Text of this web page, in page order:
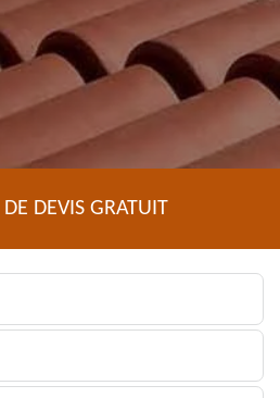
DEVIS GRATUIT